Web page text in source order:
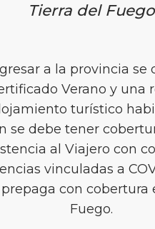
Tierra del Fuego
a la provincia se
Verano y una
turístico
se debe tener
al Viajero con
vinculadas a
con cobertura
Fuego.